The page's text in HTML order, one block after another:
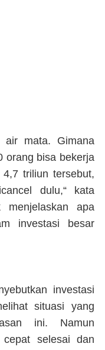
air mata. Gimana
orang bisa bekerja
triliun tersebut,
dulu,“ kata
menjelaskan apa
investasi besar
investasi
situasi yang
ini. Namun
selesai dan